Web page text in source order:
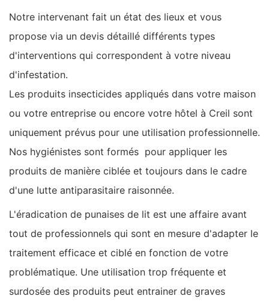
Notre intervenant fait un état des lieux et vous
propose via un devis détaillé différents types
d'interventions qui correspondent à votre niveau
d'infestation.
Les produits insecticides appliqués dans votre maison
ou votre entreprise ou encore votre hôtel à Creil sont
uniquement prévus pour une utilisation professionnelle.
Nos hygiénistes sont formés pour appliquer les
produits de manière ciblée et toujours dans le cadre
d'une lutte antiparasitaire raisonnée.
L'éradication de punaises de lit est une affaire avant
tout de professionnels qui sont en mesure d'adapter le
traitement efficace et ciblé en fonction de votre
problématique. Une utilisation trop fréquente et
surdosée des produits peut entrainer de graves